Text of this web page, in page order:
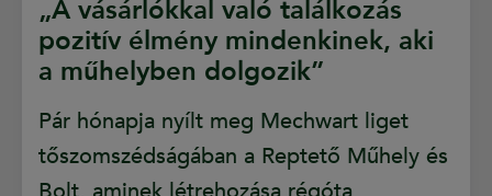
„A vásárlókkal való találkozás
pozitív élmény mindenkinek, aki
a műhelyben dolgozik”
Pár hónapja nyílt meg Mechwart liget
tőszomszédságában a Reptető Műhely és